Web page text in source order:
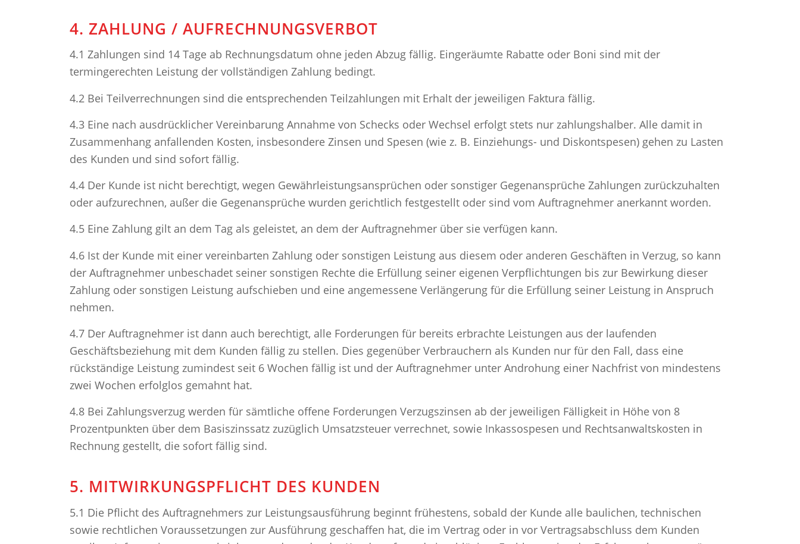
4. ZAHLUNG / AUFRECHNUNGSVERBOT
4.1 Zahlungen sind 14 Tage ab Rechnungsdatum ohne jeden Abzug fällig. Eingeräumte Rabatte oder Boni sind mit der
termingerechten Leistung der vollständigen Zahlung bedingt.
4.2 Bei Teilverrechnungen sind die entsprechenden Teilzahlungen mit Erhalt der jeweiligen Faktura fällig.
4.3 Eine nach ausdrücklicher Vereinbarung Annahme von Schecks oder Wechsel erfolgt stets nur zahlungshalber. Alle damit in
Zusammenhang anfallenden Kosten, insbesondere Zinsen und Spesen (wie z. B. Einziehungs- und Diskontspesen) gehen zu Lasten
des Kunden und sind sofort fällig.
4.4 Der Kunde ist nicht berechtigt, wegen Gewährleistungsansprüchen oder sonstiger Gegenansprüche Zahlungen zurückzuhalten
oder aufzurechnen, außer die Gegenansprüche wurden gerichtlich festgestellt oder sind vom Auftragnehmer anerkannt worden.
4.5 Eine Zahlung gilt an dem Tag als geleistet, an dem der Auftragnehmer über sie verfügen kann.
4.6 Ist der Kunde mit einer vereinbarten Zahlung oder sonstigen Leistung aus diesem oder anderen Geschäften in Verzug, so kann
der Auftragnehmer unbeschadet seiner sonstigen Rechte die Erfüllung seiner eigenen Verpflichtungen bis zur Bewirkung dieser
Zahlung oder sonstigen Leistung aufschieben und eine angemessene Verlängerung für die Erfüllung seiner Leistung in Anspruch
nehmen.
4.7 Der Auftragnehmer ist dann auch berechtigt, alle Forderungen für bereits erbrachte Leistungen aus der laufenden
Geschäftsbeziehung mit dem Kunden fällig zu stellen. Dies gegenüber Verbrauchern als Kunden nur für den Fall, dass eine
rückständige Leistung zumindest seit 6 Wochen fällig ist und der Auftragnehmer unter Androhung einer Nachfrist von mindestens
zwei Wochen erfolglos gemahnt hat.
4.8 Bei Zahlungsverzug werden für sämtliche offene Forderungen Verzugszinsen ab der jeweiligen Fälligkeit in Höhe von 8
Prozentpunkten über dem Basiszinssatz zuzüglich Umsatzsteuer verrechnet, sowie Inkassospesen und Rechtsanwaltskosten in
Rechnung gestellt, die sofort fällig sind.
5. MITWIRKUNGSPFLICHT DES KUNDEN
5.1 Die Pflicht des Auftragnehmers zur Leistungsausführung beginnt frühestens, sobald der Kunde alle baulichen, technischen
sowie rechtlichen Voraussetzungen zur Ausführung geschaffen hat, die im Vertrag oder in vor Vertragsabschluss dem Kunden